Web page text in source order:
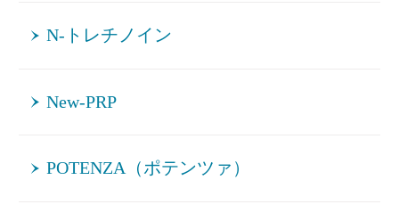
N-トレチノイン
New-PRP
POTENZA（ポテンツァ）